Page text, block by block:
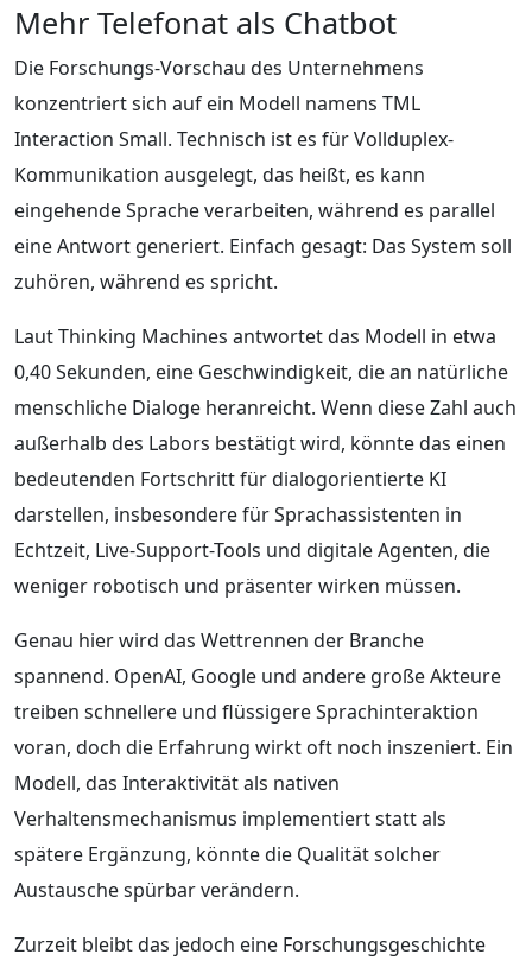
Mehr Telefonat als Chatbot
Die Forschungs-Vorschau des Unternehmens
konzentriert sich auf ein Modell namens TML
Interaction Small. Technisch ist es für Vollduplex-
Kommunikation ausgelegt, das heißt, es kann
eingehende Sprache verarbeiten, während es parallel
eine Antwort generiert. Einfach gesagt: Das System soll
zuhören, während es spricht.
Laut Thinking Machines antwortet das Modell in etwa
0,40 Sekunden, eine Geschwindigkeit, die an natürliche
menschliche Dialoge heranreicht. Wenn diese Zahl auch
außerhalb des Labors bestätigt wird, könnte das einen
bedeutenden Fortschritt für dialogorientierte KI
darstellen, insbesondere für Sprachassistenten in
Echtzeit, Live-Support-Tools und digitale Agenten, die
weniger robotisch und präsenter wirken müssen.
Genau hier wird das Wettrennen der Branche
spannend. OpenAI, Google und andere große Akteure
treiben schnellere und flüssigere Sprachinteraktion
voran, doch die Erfahrung wirkt oft noch inszeniert. Ein
Modell, das Interaktivität als nativen
Verhaltensmechanismus implementiert statt als
spätere Ergänzung, könnte die Qualität solcher
Austausche spürbar verändern.
Zurzeit bleibt das jedoch eine Forschungsgeschichte